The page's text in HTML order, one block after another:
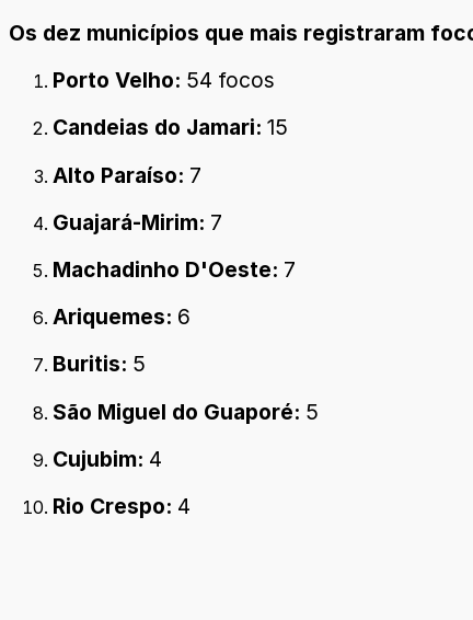
Os dez municípios que mais registraram
Porto Velho: 54 focos
Candeias do Jamari: 15
Alto Paraíso: 7
Guajará-Mirim: 7
Machadinho D'Oeste: 7
Ariquemes: 6
Buritis: 5
São Miguel do Guaporé: 5
Cujubim: 4
Rio Crespo: 4